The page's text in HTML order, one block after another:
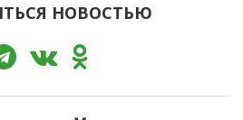
НОВОСТЬЮ